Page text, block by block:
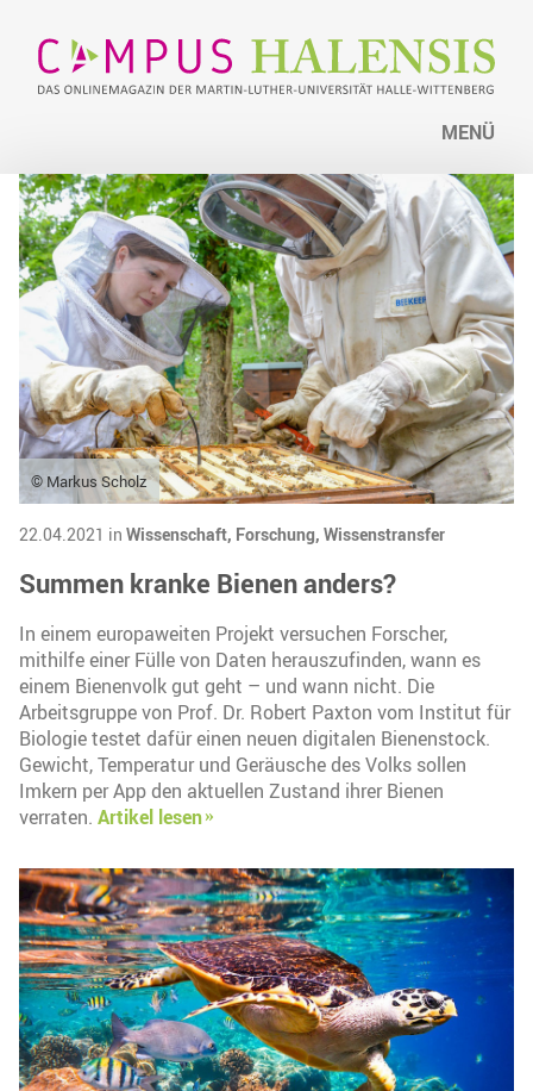
MENÜ
© Markus Scholz
22.04.2021 in Wissenschaft, Forschung, Wissenstransfer
Summen kranke Bienen anders?
In einem europaweiten Projekt versuchen Forscher,
mithilfe einer Fülle von Daten herauszufinden, wann es
einem Bienenvolk gut geht – und wann nicht. Die
Arbeitsgruppe von Prof. Dr. Robert Paxton vom Institut für
Biologie testet dafür einen neuen digitalen Bienenstock.
Gewicht, Temperatur und Geräusche des Volks sollen
Imkern per App den aktuellen Zustand ihrer Bienen
verraten. Artikel lesen